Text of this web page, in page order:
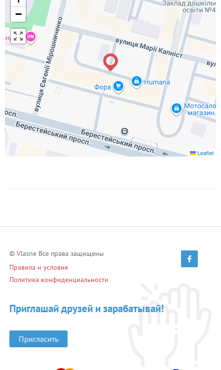
−
Leaflet
© Vlasne Все права защищены
Правила и условия
Политика конфиденциальности
Приглашай друзей и зарабатывай!
Пригласить